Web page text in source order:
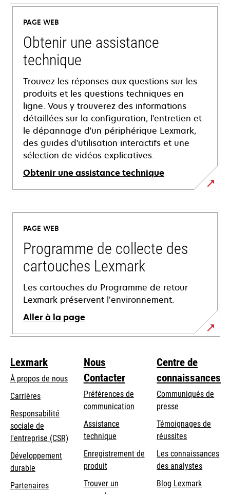
PAGE WEB
Obtenir une assistance
technique
Trouvez les réponses aux questions sur les
produits et les questions techniques en
ligne. Vous y trouverez des informations
détaillées sur la configuration, l'entretien et
le dépannage d'un périphérique Lexmark,
des guides d'utilisation interactifs et une
sélection de vidéos explicatives.
Obtenir une assistance technique
s’ouvre
dans
nouvel
onglet
PAGE WEB
Programme de collecte des
cartouches Lexmark
Les cartouches du Programme de retour
Lexmark préservent l’environnement.
Aller à la page
Lexmark
À propos de nous
Carrières
s’ouvre
dans
un
nouvel
onglet
Responsabilité
sociale de
l'entreprise (CSR) s’ouvre
onglet
Développement
durable
Partenaires
Nous
Contacter
Préférences de
communication
s’ouvre
dans
un
nouvel
onglet
Assistance
techniques’ouvre
un
onglet
Enregistrement de
produit
Trouver un
Centre de
connaissances
Communiqués de
presse
Témoignages de
réussites
Les connaissances
des analystes
Blog Lexmark